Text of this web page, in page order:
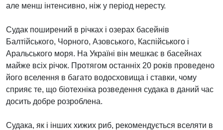
але менш інтенсивно, ніж у період нересту.
Судак поширений в річках і озерах басейнів
Балтійського, Чорного, Азовського, Каспійського і
Аральського моря. На Україні він мешкає в басейнах
майже всіх річок. Протягом останніх 20 років проведено
його вселення в багато водосховища і ставки, чому
сприяє те, що біотехніка розведення судака в даний час
досить добре розроблена.
Судака, як і інших хижих риб, рекомендується вселяти в